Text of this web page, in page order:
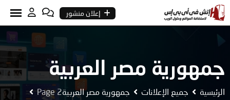
Skip
to
content
إعلان منشور
جمهورية مصر العربية
الرئيسية جميع الإعلانات جمهورية مصر العربيةPage 2